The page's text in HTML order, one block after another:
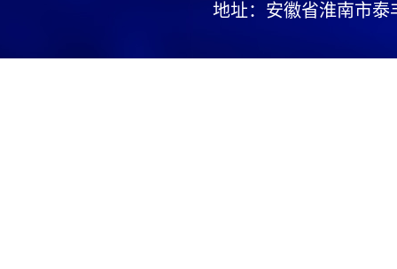
地址：安徽省淮南市